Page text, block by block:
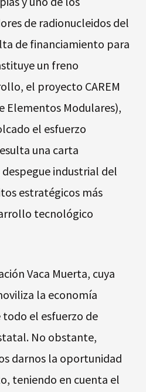
de radionucleidos del
de financiamiento para
un freno
el proyecto CAREM
Elementos Modulares),
el esfuerzo
una carta
industrial del
estratégicos más
tecnológico
Vaca Muerta, cuya
la economía
el esfuerzo de
No obstante,
darnos la oportunidad
teniendo en cuenta el